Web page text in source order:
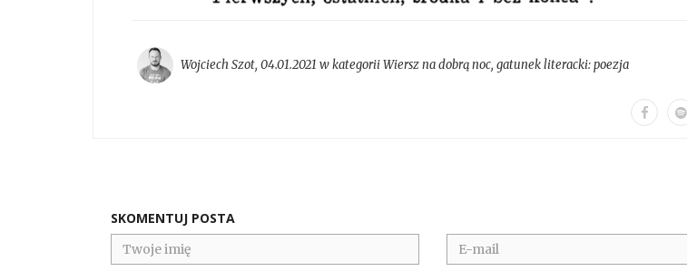
Wojciech Szot, 04.01.2021 w kategoriiWiersz na dobrą noc, gatunek literacki:poezja
SKOMENTUJ POSTA